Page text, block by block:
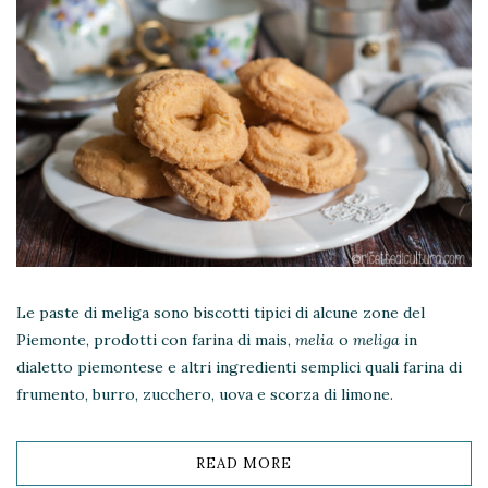
Le paste di meliga sono biscotti tipici di alcune zone del
Piemonte, prodotti con farina di mais, melia o meliga in
dialetto piemontese e altri ingredienti semplici quali farina di
frumento, burro, zucchero, uova e scorza di limone.
READ MORE